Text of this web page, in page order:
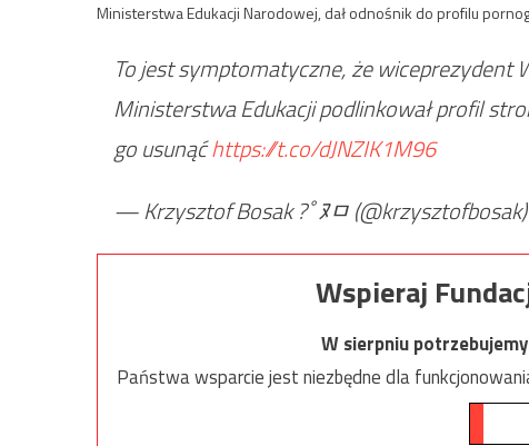
Ministerstwa Edukacji Narodowej, dał odnośnik do profilu
To jest symptomatyczne, że wiceprezydent
Ministerstwa Edukacji podlinkował profil
go usunąćhttps://t.co/dJNZIK1M96
— Krzysztof Bosak ?￰ﾟﾇﾱ (@krzysztofbosak)
Wspieraj
W sierpniu
Państwa wsparcie jest niezbędne dla